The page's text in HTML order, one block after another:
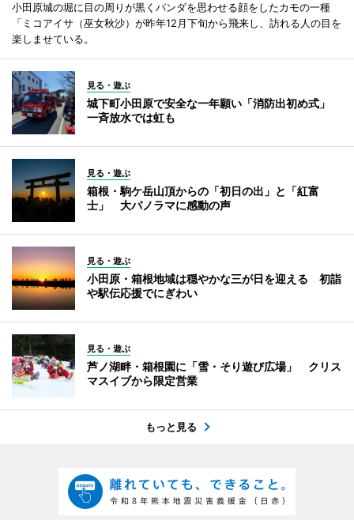
小田原城の堀に目の周りが黒くパンダを思わせる顔をしたカモの一種
「ミコアイサ（巫女秋沙）が昨年12月下旬から飛来し、訪れる人の目を
楽しませている。
見る・遊ぶ
城下町小田原で安全な一年願い「消防出初め式」
一斉放水では虹も
見る・遊ぶ
箱根・駒ケ岳山頂からの「初日の出」と「紅富
士」 大パノラマに感動の声
見る・遊ぶ
小田原・箱根地域は穏やかな三が日を迎える 初詣
や駅伝応援でにぎわい
見る・遊ぶ
芦ノ湖畔・箱根園に「雪・そり遊び広場」 クリス
マスイブから限定営業
もっと見る